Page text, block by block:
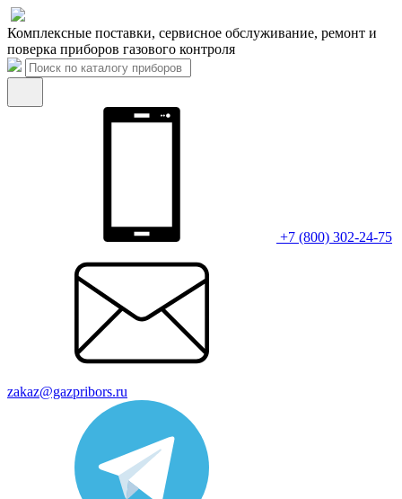
Комплексные поставки, сервисное обслуживание, ремонт и
поверка приборов газового контроля
+7 (800) 302-24-75
zakaz@gazpribors.ru